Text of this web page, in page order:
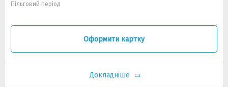
Пільговий період
Оформити картку
Докладніше